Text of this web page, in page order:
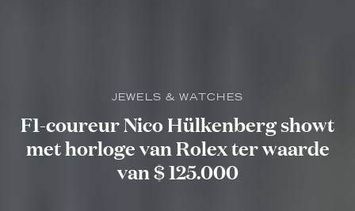
JEWELS & WATCHES
F1-coureur Nico Hülkenberg showt
met horloge van Rolex ter waarde
van $ 125.000